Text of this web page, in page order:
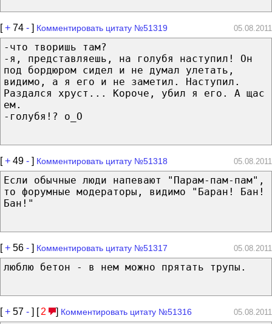
[+ 74 - ] Комментировать цитату №51319 05.08.2011
-что творишь там?
-я, представляешь, на голубя наступил! Он
под бордюром сидел и не думал улетать,
видимо, а я его и не заметил. Наступил.
Раздался хруст... Короче, убил я его. А щас
ем.
-голубя!? о_О
[+ 49 - ] Комментировать цитату №51318 05.08.2011
Если обычные люди напевают "Парам-пам-пам",
то форумные модераторы, видимо "Баран! Бан!
Бан!"
[+ 56 - ] Комментировать цитату №51317 05.08.2011
люблю бетон - в нем можно прятать трупы.
[+ 57 - ] [ 2 ] Комментировать цитату №51316 05.08.2011